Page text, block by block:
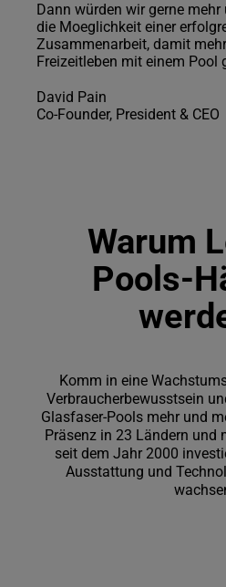
Dann würden wir gerne
die Moeglichkeit einer
Zusammenarbeit, damit
Freizeitleben mit einem Pool
David Pain
Co-Founder, President & CEO
Warum
Pools-
Komm in eine
Verbraucherbewusstsein
Glasfaser-Pools mehr und
Präsenz in 23 Ländern und
seit dem Jahr 2000
Ausstattung und